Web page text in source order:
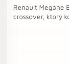
Renault Megane
crossover, ktorý